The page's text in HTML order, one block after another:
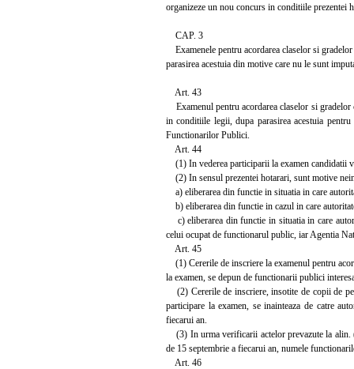
organizeze un nou concurs in conditiile prezentei
CAP. 3
Examenele pentru acordarea claselor si
parasirea acestuia din motive care nu le sunt
Art. 43
Examenul pentru acordarea claselor si
in conditiile legii, dupa parasirea acestuia
Functionarilor Publici.
Art. 44
(1) In vederea participarii la examen candidatii
(2) In sensul prezentei hotarari, sunt motive
a) eliberarea din functie in situatia in care
b) eliberarea din functie in cazul in care
c) eliberarea din functie in situatia in care
celui ocupat de functionarul public, iar Agentia
Art. 45
(1) Cererile de inscriere la examenul pentru
la examen, se depun de functionarii publici
(2) Cererile de inscriere, insotite de copii de
participare la examen, se inainteaza de catre
fiecarui an.
(3) In urma verificarii actelor prevazute la alin.
de 15 septembrie a fiecarui an, numele
Art. 46